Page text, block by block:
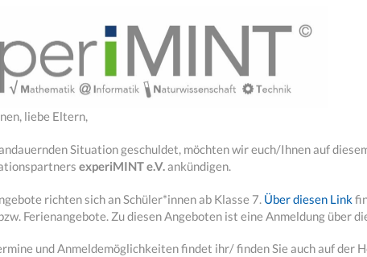
liebe Eltern,
Situation geschuldet, möchten wir euch/Ihnen auf
experiMINT e.V.ankündigen.
richten sich an Schüler*innen ab Klasse 7. Über diesen Link
Ferienangebote. Zu diesen Angeboten ist eine Anmeldung über
und Anmeldemöglichkeiten findet ihr/ finden Sie auch auf der